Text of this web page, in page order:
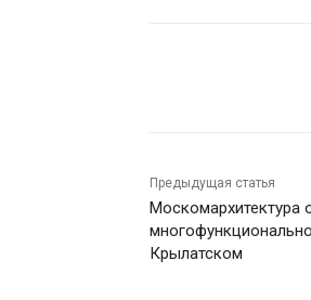
Предыдущая статья
Москомархитектура
Крылатском